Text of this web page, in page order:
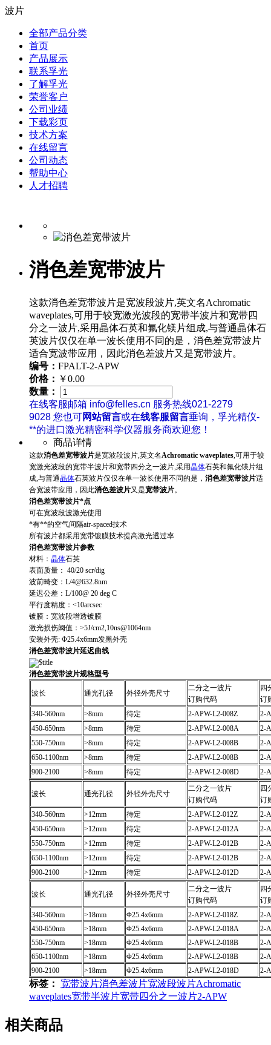
波片
全部产品分类
首页
产品展示
联系孚光
了解孚光
荣誉客户
公司业绩
下载彩页
技术方案
在线留言
公司动态
帮助中心
人才招聘
消色差宽带波片
这款消色差宽带波片是宽波段波片,英文名Achromatic
waveplates,可用于较宽激光波段的宽带半波片和宽带四
分之一波片,采用晶体石英和氟化镁片组成,与普通晶体石
英波片仅仅在单一波长使用不同的是，消色差宽带波片
适合宽波带应用，因此消色差波片又是宽带波片。
编号： FPALT-2-APW
价格： ￥0.00
数量：
在线客服邮箱 info@felles.cn 服务热线021-2279
9028 您也可网站留言或在线客服留言垂询，孚光精仪-
**的进口激光精密科学仪器服务商欢迎您！
商品详情
这款消色差宽带波片是宽波段波片,英文名Achromatic waveplates,可用于较
宽激光波段的宽带半波片和宽带四分之一波片,采用晶体石英和氟化镁片组
成,与普通晶体石英波片仅仅在单一波长使用不同的是， 消色差宽带波片适
合宽波带应用，因此消色差波片又是宽带波片。
消色差宽带波片*点
可在宽波段波激光使用
*有**的空气间隔air-spaced技术
所有波片都采用宽带镀膜技术提高激光透过率
消色差宽带波片参数
材料： 晶体石英
表面质量： 40/20 scr/dig
波前畸变：L/4@632.8nm
延迟公差：L/100@ 20 deg C
平行度精度：<10arcsec
镀膜：宽波段增透镀膜
激光损伤阈值：>5J/cm2,10ns@1064nm
安装外壳: Φ25.4x6mm发黑外壳
消色差宽带波片延迟曲线
消色差宽带波片规格型号
波长 通光孔径 外径外壳尺寸
二分之一波片
订购代码
四
订
340-560nm
>8mm 待定 2-APW-L2-008Z
2-
450-650nm
>8mm 待定 2-APW-L2-008A
2-
550-750nm
>8mm 待定 2-APW-L2-008B
2-
650-1100nm
>8mm 待定 2-APW-L2-008B
2-
900-2100
>8mm 待定 2-APW-L2-008D 2-
波长 通光孔径 外径外壳尺寸
二分之一波片
订购代码
四
订
340-560nm
>12mm 待定 2-APW-L2-012Z
2-
450-650nm
>12mm 待定 2-APW-L2-012A
2-
550-750nm
>12mm 待定 2-APW-L2-012B
2-
650-1100nm
>12mm 待定 2-APW-L2-012B
2-
900-2100
>12mm 待定 2-APW-L2-012D 2-
波长 通光孔径 外径外壳尺寸
二分之一波片
订购代码
四
订
340-560nm
>18mm Φ25.4x6mm 2-APW-L2-018Z
2-
450-650nm
>18mm Φ25.4x6mm 2-APW-L2-018A
2-
550-750nm
>18mm Φ25.4x6mm 2-APW-L2-018B
2-
650-1100nm
>18mm Φ25.4x6mm 2-APW-L2-018B
2-
900-2100
>18mm Φ25.4x6mm 2-APW-L2-018D 2-
标签： 宽带波片消色差波片宽波段波片Achromatic
waveplates宽带半波片宽带四分之一波片2-APW
相关商品